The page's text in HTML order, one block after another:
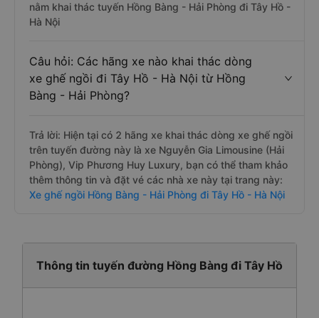
nằm khai thác tuyến Hồng Bàng - Hải Phòng đi Tây Hồ -
Hà Nội
Câu hỏi: Các hãng xe nào khai thác dòng
xe ghế ngồi đi Tây Hồ - Hà Nội từ Hồng
Bàng - Hải Phòng?
Trả lời: Hiện tại có 2 hãng xe khai thác dòng xe ghế ngồi
trên tuyến đường này là xe Nguyễn Gia Limousine (Hải
Phòng), Vip Phương Huy Luxury, bạn có thể tham khảo
thêm thông tin và đặt vé các nhà xe này tại trang này:
Xe ghế ngồi Hồng Bàng - Hải Phòng đi Tây Hồ - Hà Nội
Thông tin tuyến đường Hồng Bàng đi Tây Hồ